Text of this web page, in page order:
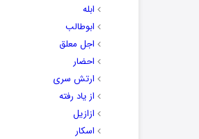
ابله
ابوطالب
اجل معلق
احضار
ارتش سری
از یاد رفته
ازازیل
اسکار